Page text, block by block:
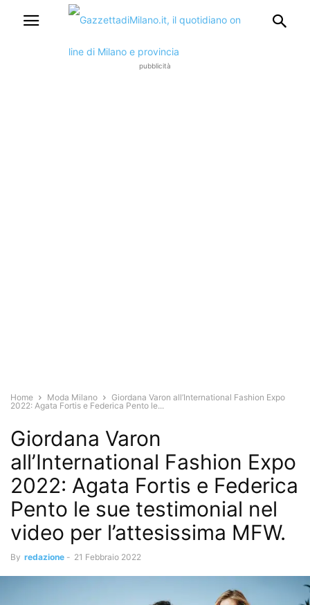
pubblicità
Home Moda Milano
Giordana Varon all’International Fashion Expo
2022: Agata Fortis e Federica Pento le...
Giordana Varon
all’International Fashion Expo
2022: Agata Fortis e Federica
Pento le sue testimonial nel
video per l’attesissima MFW.
By redazione - 21 Febbraio 2022